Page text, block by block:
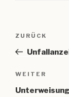
Vorheriger
Beitrag
ZURÜCK
Nächster
Beitrag
WEITER